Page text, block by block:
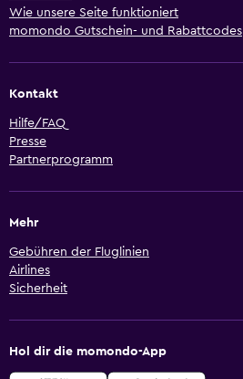
Wie unsere Seite funktioniert
momondo Gutschein- und Rabattcodes
Kontakt
Hilfe/FAQ
Presse
Partnerprogramm
Mehr
Gebühren der Fluglinien
Airlines
Sicherheit
Hol dir die momondo-App